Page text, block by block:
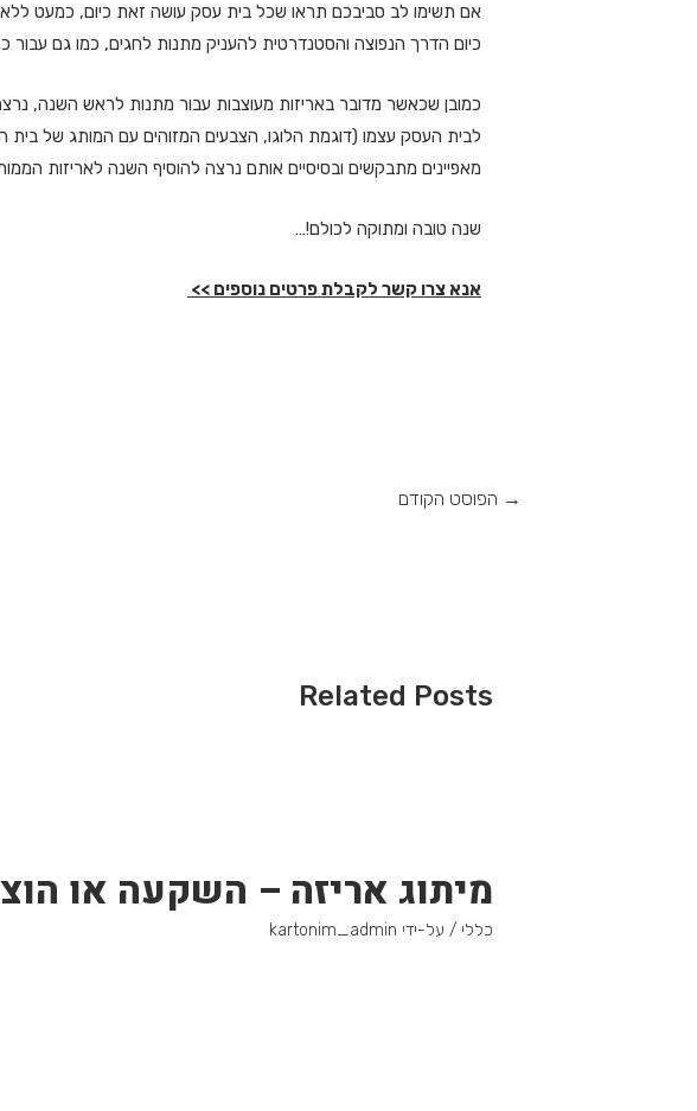
אם תשימו לב סביבכם תראו שכל בית עסק עושה זאת כיום, כמעט ללא
כיום הדרך הנפוצה והסטנדרטית להעניק מתנות לחגים, כמו גם עבור
כמובן שכאשר מדובר באריזות מעוצבות עבור מתנות לראש השנה,
לבית העסק עצמו (דוגמת הלוגו, הצבעים המזוהים עם המותג של בית
מאפיינים מתבקשים ובסיסיים אותם נרצה להוסיף השנה לאריזות
שנה טובה ומתוקה לכולם!…
אנא צרו קשר לקבלת פרטים נוספים >>
→ הפוסט הקודם
Related Posts
מיתוג אריזה – השקעה או
כללי / על-ידי kartonim_admin